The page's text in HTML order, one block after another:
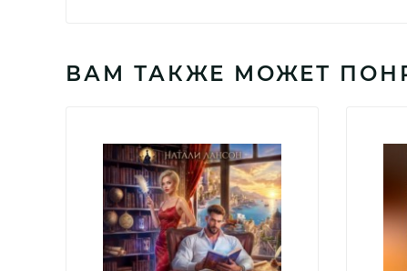
ВАМ ТАКЖЕ МОЖЕТ